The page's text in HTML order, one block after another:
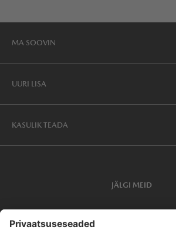
MA SOOVIN
UURI LISA
KASULIK TEADA
JÄLGI MEID